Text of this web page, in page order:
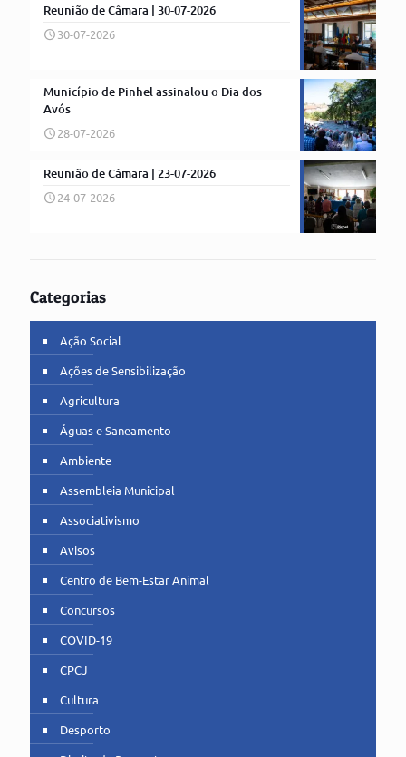
Reunião de Câmara | 30-07-2026
30-07-2026
Município de Pinhel assinalou o Dia dos
Avós
28-07-2026
Reunião de Câmara | 23-07-2026
24-07-2026
Categorias
Ação Social
Ações de Sensibilização
Agricultura
Águas e Saneamento
Ambiente
Assembleia Municipal
Associativismo
Avisos
Centro de Bem-Estar Animal
Concursos
COVID-19
CPCJ
Cultura
Desporto